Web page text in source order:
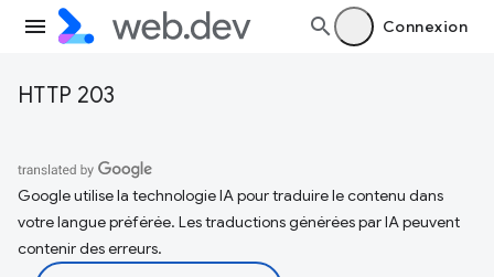
Connexion
HTTP 203
Google utilise la technologie IA pour traduire le contenu dans
votre langue préférée. Les traductions générées par IA peuvent
contenir des erreurs.